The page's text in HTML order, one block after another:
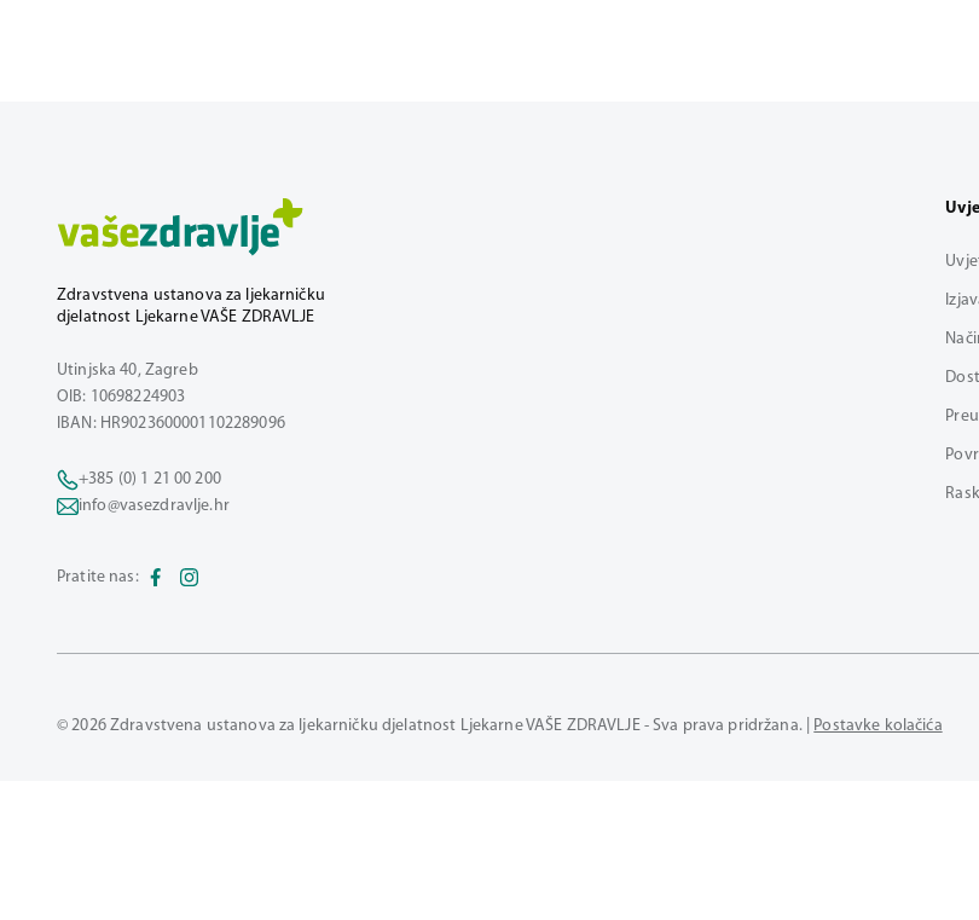
Zdravstvena ustanova za ljekarničku
djelatnost Ljekarne VAŠE ZDRAVLJE
Utinjska 40, Zagreb
OIB: 10698224903
IBAN: HR9023600001102289096
+385 (0) 1 21 00 200
info@vasezdravlje.hr
Pratite nas:
© 2026 Zdravstvena ustanova za ljekarničku djelatnost Ljekarne VAŠE ZDRAVLJE - Sva prava pridržana. | Postavke kolačića